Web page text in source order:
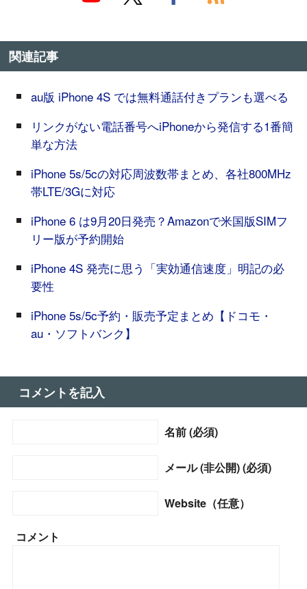
関連記事
au版 iPhone 4S では無料通話付きプランも選べる
リンクがない電話番号へiPhoneから発信する1番簡
単な方法
iPhone 5s/5cの対応周波数帯まとめ、各社800MHz
帯LTE/3Gに対応
iPhone 6 は9月20日発売？Amazonで米国版SIMフ
リー版が予約開始
iPhone 4S 発売に思う「実効通信速度」明記の必
要性
iPhone 5s/5c予約・販売予定まとめ【ドコモ・
au・ソフトバンク】
コメントを記入
名前 (必須)
メール (非公開) (必須)
Website（任意）
コメント